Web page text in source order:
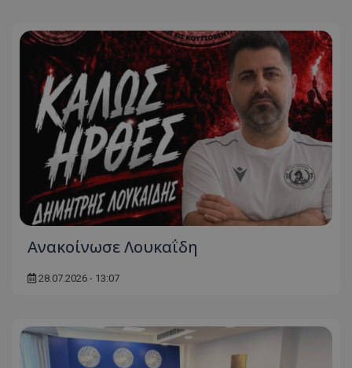
Ανακοίνωσε Λουκαΐδη
28.07.2026 - 13:07